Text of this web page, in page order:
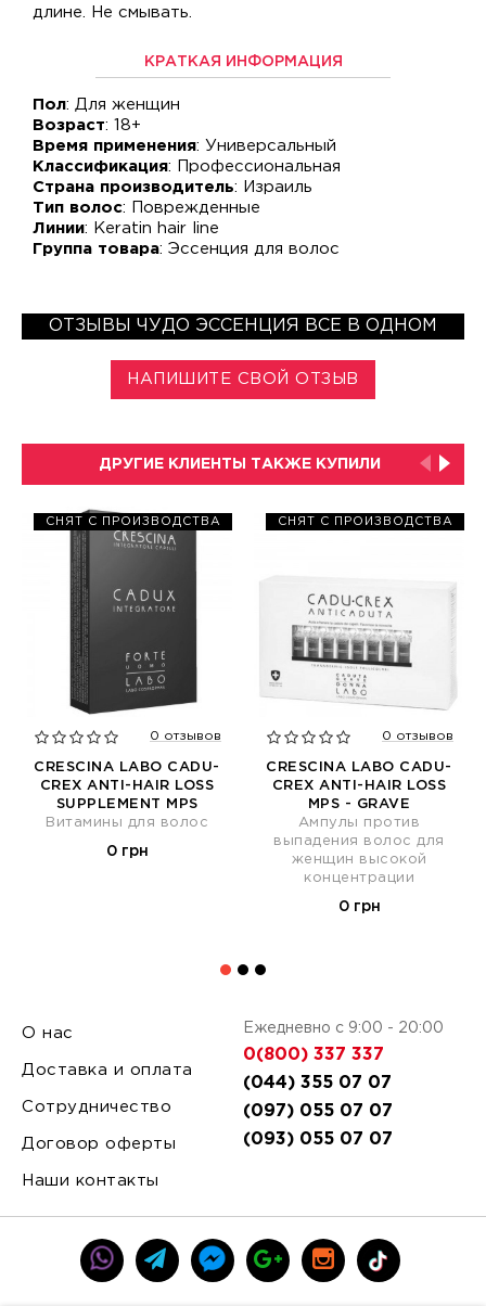
длине. Не смывать.
КРАТКАЯ ИНФОРМАЦИЯ
Пол: Для женщин
Возраст: 18+
Время применения: Универсальный
Классификация: Профессиональная
Страна производитель: Израиль
Тип волос: Поврежденные
Линии: Keratin hair line
Группа товара: Эссенция для волос
ОТЗЫВЫ ЧУДО ЭССЕНЦИЯ ВСЕ В ОДНОМ
НАПИШИТЕ СВОЙ ОТЗЫВ
ДРУГИЕ КЛИЕНТЫ ТАКЖЕ КУПИЛИ
СНЯТ С ПРОИЗВОДСТВА
0 отзывов
CRESCINA LABO CADU-
CREX ANTI-HAIR LOSS
SUPPLEMENT MPS
Витамины для волос
0 грн
СНЯТ С ПРОИЗВОДСТВА
0 отзывов
CRESCINA LABO CADU-
CREX ANTI-HAIR LOSS
MPS - GRAVE
Ампулы против
выпадения волос для
женщин высокой
концентрации
0 грн
О нас
Доставка и оплата
Сотрудничество
Договор оферты
Наши контакты
Ежедневно с 9:00 - 20:00
0(800) 337 337
(044) 355 07 07
(097) 055 07 07
(093) 055 07 07